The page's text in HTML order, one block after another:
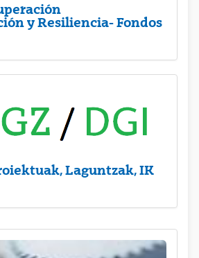
y Resiliencia- Fondos
Laguntzak, IK